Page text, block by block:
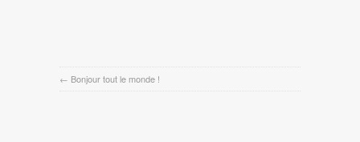
← Bonjour tout le monde !